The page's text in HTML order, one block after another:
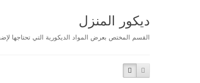
ديكور المنزل
القسم المختص بعرض المواد الديكورية التي تحتاجها